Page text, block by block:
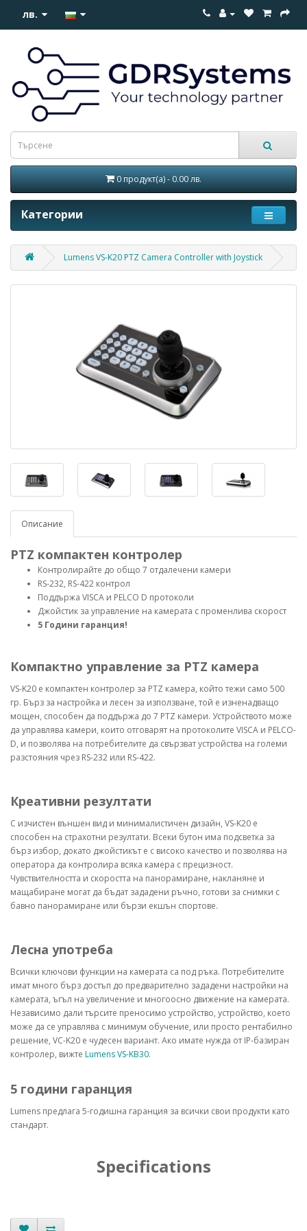
лв.
0 продукт(а) - 0.00 лв.
Категории
Lumens VS-K20 PTZ Camera Controller with Joystick
Описание
PTZ компактен контролер
Контролирайте до общо 7 отдалечени камери
RS-232, RS-422 контрол
Поддържа VISCA и PELCO D протоколи
Джойстик за управление на камерата с променлива скорост
5 Години гаранция!
Компактно управление за PTZ камера
VS-K20 е компактен контролер за PTZ камера, който тежи само 500
гр. Бърз за настройка и лесен за използване, той е изненадващо
мощен, способен да поддържа до 7 PTZ камери. Устройството може
да управлява камери, които отговарят на протоколите VISCA и PELCO-
D, и позволява на потребителите да свързват устройства на големи
разстояния чрез RS-232 или RS-422.
Креативни резултати
С изчистен външен вид и минималистичен дизайн, VS-K20 е
способен на страхотни резултати. Всеки бутон има подсветка за
бърз избор, докато джойстикът е с високо качество и позволява на
оператора да контролира всяка камера с прецизност.
Чувствителността и скоростта на панорамиране, накланяне и
мащабиране могат да бъдат зададени ръчно, готови за снимки с
бавно панорамиране или бързи екшън спортове.
Лесна употреба
Всички ключови функции на камерата са под ръка. Потребителите
имат много бърз достъп до предварително зададени настройки на
камерата, ъгъл на увеличение и многоосно движение на камерата.
Независимо дали търсите преносимо устройство, устройство, което
може да се управлява с минимум обучение, или просто рентабилно
решение, VC-K20 е чудесен вариант. Ако имате нужда от IP-базиран
контролер, вижте Lumens VS-KB30.
5 години гаранция
Lumens предлага 5-годишна гаранция за всички свои продукти като
стандарт.
Specifications